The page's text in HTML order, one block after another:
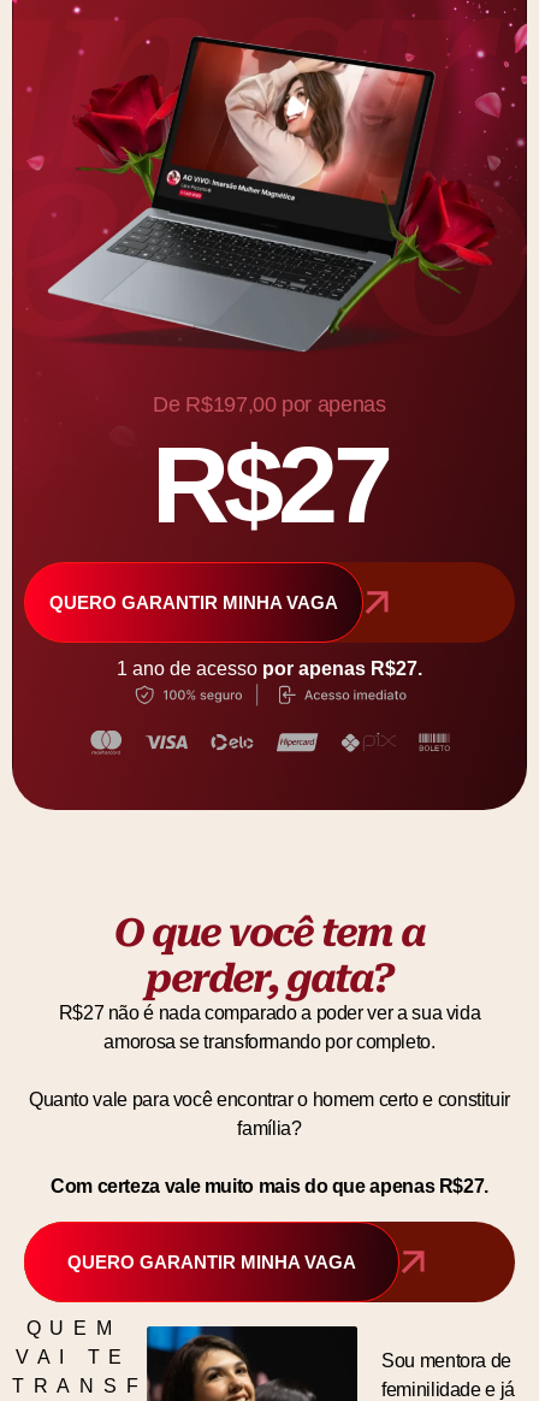
De R$197,00 por apenas
R$27
QUERO GARANTIR MINHA VAGA
1 ano de acesso por apenas R$27.
O que você tem a
perder, gata?
R$27 não é nada comparado a poder ver a sua vida
amorosa se transformando por completo.
Quanto vale para você encontrar o homem certo e constituir
família?
Com certeza vale muito mais do que apenas R$27.
QUERO GARANTIR MINHA VAGA
QUEM
VAI TE
TRANSFORMAR?
Sou mentora de
feminilidade e já